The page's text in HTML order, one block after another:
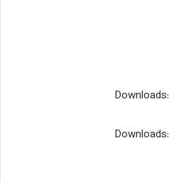
Downloads:
Downloads: